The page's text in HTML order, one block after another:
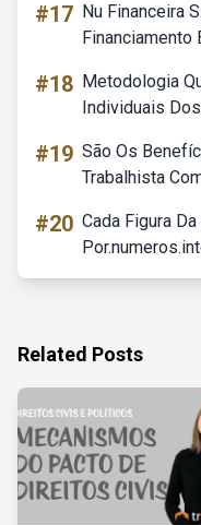
#17 Nu Financeira
Financiamento
#18 Metodologia
Individuais
#19 São Os
Trabalhista
#20 Cada Figura
Related Posts